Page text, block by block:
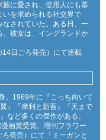
に愛され、使用人にも慕
を求められる社交界で
されていた。ある日、一
彼女は、イングランドか
日ごろ発売）にて連載
。1969年に『こっち向いて
』『摩利と新吾』『天まで
など多くの傑作がある。
画賞受賞。増刊フラワー
発売）にて「ミーガンと